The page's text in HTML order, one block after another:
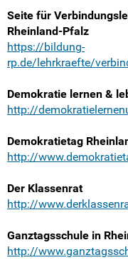
Seite für
Rheinland-Pfalz
https://bildung-
rp.de/lehrkraefte/
Demokratie lernen &
http://
Demokratietag
http://
Der Klassenrat
http://
Ganztagsschule in
http://